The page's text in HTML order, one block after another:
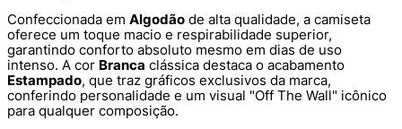
Confeccionada em Algodão de alta qualidade, a camiseta
oferece um toque macio e respirabilidade superior,
garantindo conforto absoluto mesmo em dias de uso
intenso. A cor Branca clássica destaca o acabamento
Estampado, que traz gráficos exclusivos da marca,
conferindo personalidade e um visual "Off The Wall" icônico
para qualquer composição.